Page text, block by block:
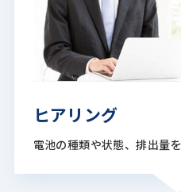
ヒアリング
電池の種類や状態、排出量を